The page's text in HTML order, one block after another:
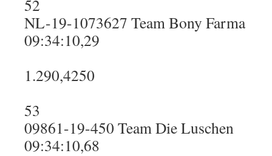
52
NL-19-1073627 Team Bony Farma
09:34:10,29
1.290,4250
53
09861-19-450 Team Die Luschen
09:34:10,68